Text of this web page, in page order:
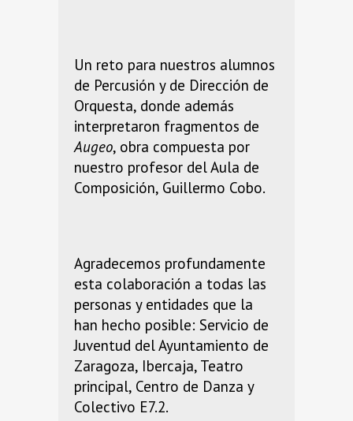
Un reto para nuestros alumnos
de Percusión y de Dirección de
Orquesta, donde además
interpretaron fragmentos de
Augeo, obra compuesta por
nuestro profesor del Aula de
Composición, Guillermo Cobo.
Agradecemos profundamente
esta colaboración a todas las
personas y entidades que la
han hecho posible: Servicio de
Juventud del Ayuntamiento de
Zaragoza, Ibercaja, Teatro
principal, Centro de Danza y
Colectivo E7.2.